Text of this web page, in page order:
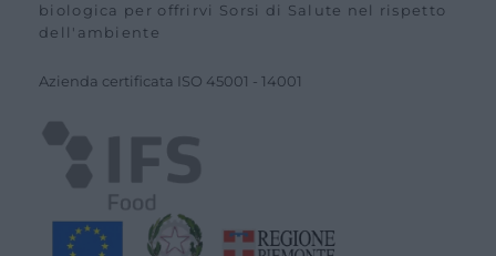
biologica per offrirvi Sorsi di Salute nel rispetto
dell'ambiente
Azienda certiﬁcata ISO 45001 - 14001